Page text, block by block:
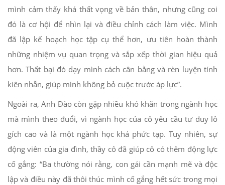
mình cảm thấy khá thất vọng về bản thân, nhưng cũng coi
đó là cơ hội để nhìn lại và điều chỉnh cách làm việc. Mình
đã lập kế hoạch học tập cụ thể hơn, ưu tiên hoàn thành
những nhiệm vụ quan trọng và sắp xếp thời gian hiệu quả
hơn. Thất bại đó dạy mình cách cân bằng và rèn luyện tính
kiên nhẫn, giúp mình không bỏ cuộc trước áp lực”.
Ngoài ra, Anh Đào còn gặp nhiều khó khăn trong ngành học
mà mình theo đuổi, vì ngành học của cô yêu cầu tư duy lô
gích cao và là một ngành học khá phức tạp. Tuy nhiên, sự
động viên của gia đình, thầy cô đã giúp cô có thêm động lực
cố gắng: “Ba thường nói rằng, con gái cần mạnh mẽ và độc
lập và điều này đã thôi thúc mình cố gắng hết sức trong mọi